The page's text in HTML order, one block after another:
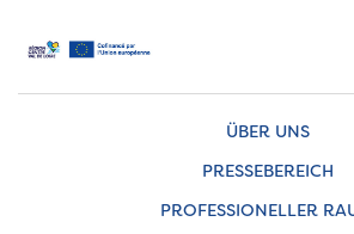
ÜBER UNS
PRESSEBEREICH
PROFESSIONELLER